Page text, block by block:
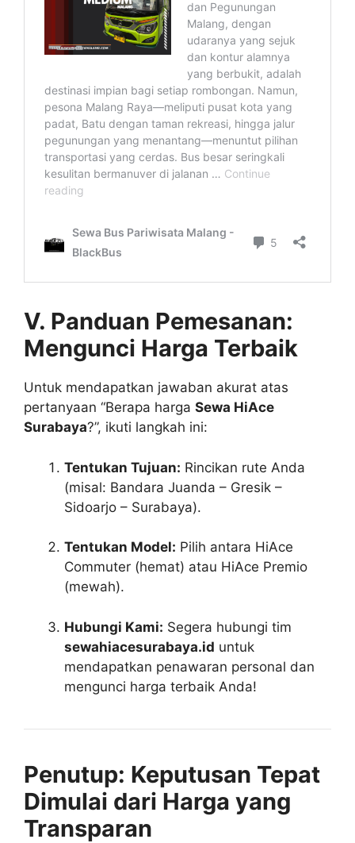
V. Panduan Pemesanan:
Mengunci Harga Terbaik
Untuk mendapatkan jawaban akurat atas
pertanyaan “Berapa harga Sewa HiAce
Surabaya?”, ikuti langkah ini:
Tentukan Tujuan: Rincikan rute Anda
(misal: Bandara Juanda – Gresik –
Sidoarjo – Surabaya).
Tentukan Model: Pilih antara HiAce
Commuter (hemat) atau HiAce Premio
(mewah).
Hubungi Kami: Segera hubungi tim
sewahiacesurabaya.id untuk
mendapatkan penawaran personal dan
mengunci harga terbaik Anda!
Penutup: Keputusan Tepat
Dimulai dari Harga yang
Transparan